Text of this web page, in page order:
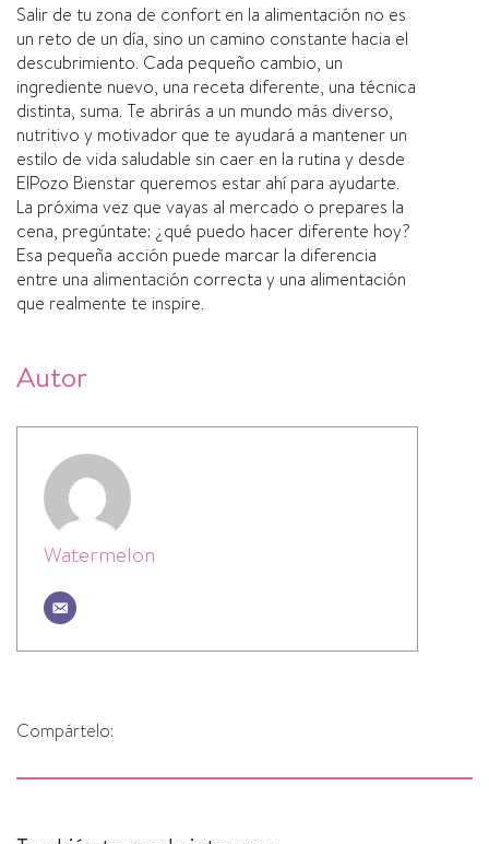
Salir de tu zona de confort en la alimentación no es
un reto de un día, sino un camino constante hacia el
descubrimiento. Cada pequeño cambio, un
ingrediente nuevo, una receta diferente, una técnica
distinta, suma. Te abrirás a un mundo más diverso,
nutritivo y motivador que te ayudará a mantener un
estilo de vida saludable sin caer en la rutina y desde
ElPozo Bienstar queremos estar ahí para ayudarte.
La próxima vez que vayas al mercado o prepares la
cena, pregúntate: ¿qué puedo hacer diferente hoy?
Esa pequeña acción puede marcar la diferencia
entre una alimentación correcta y una alimentación
que realmente te inspire.
Autor
Watermelon
Compártelo: